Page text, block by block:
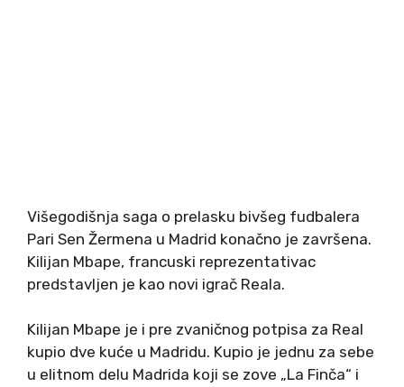
Višegodišnja saga o prelasku bivšeg fudbalera
Pari Sen Žermena u Madrid konačno je završena.
Kilijan Mbape, francuski reprezentativac
predstavljen je kao novi igrač Reala.
Kilijan Mbape je i pre zvaničnog potpisa za Real
kupio dve kuće u Madridu. Kupio je jednu za sebe
u elitnom delu Madrida koji se zove „La Finča“ i